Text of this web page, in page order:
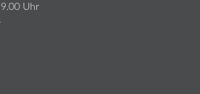
Uhr